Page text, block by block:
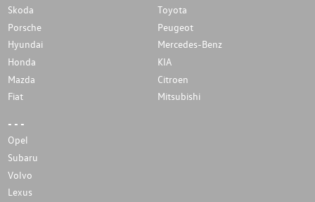
Skoda
Toyota
Porsche
Peugeot
Hyundai
Mercedes-Benz
Honda
KIA
Mazda
Citroen
Fiat
Mitsubishi
- - -
Opel
Subaru
Volvo
Lexus